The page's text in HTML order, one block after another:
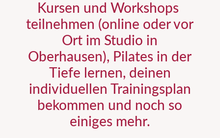
Kursen und Workshops
teilnehmen (online oder vor
Ort im Studio in
Oberhausen), Pilates in der
Tiefe lernen, deinen
individuellen Trainingsplan
bekommen und noch so
einiges mehr.